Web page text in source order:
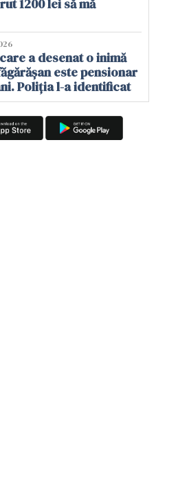
1200 lei să mă
a desenat o inimă
este pensionar
Poliția l-a identificat